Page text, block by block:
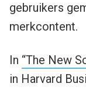
gebruikers
merkcontent.
In “The New
in Harvard